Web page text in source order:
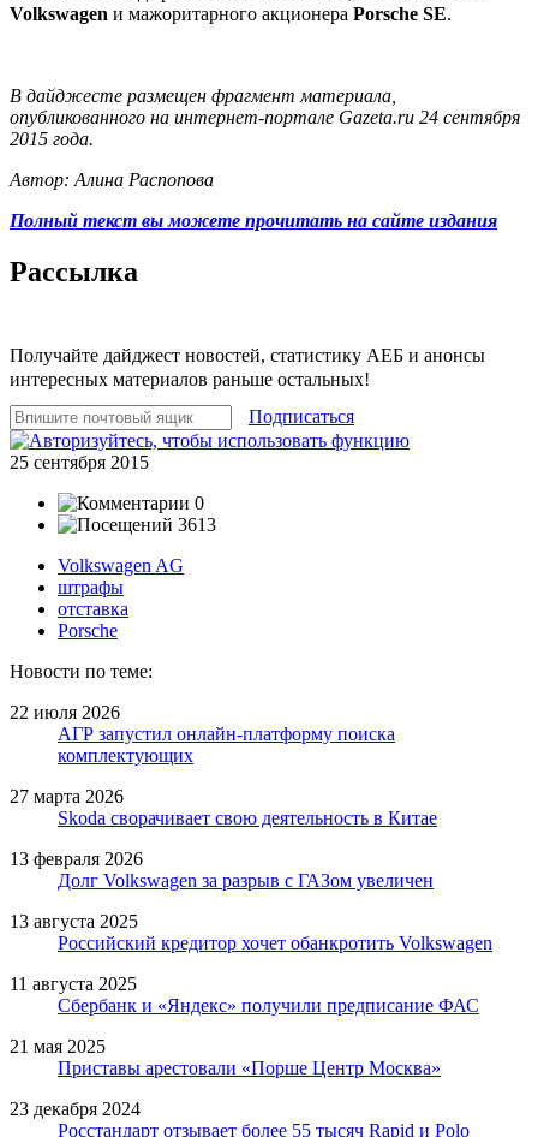
Volkswagen и мажоритарного акционера Porsche SE.
В дайджесте размещен фрагмент материала,
опубликованного на интернет-портале Gazeta.ru 24 сентября
2015 года.
Автор: Алина Распопова
Полный текст вы можете прочитать на сайте издания
Рассылка
Получайте дайджест новостей, статистику АЕБ и анонсы
интересных материалов раньше остальных!
Подписаться
25 сентября 2015
0
3613
Volkswagen AG
штрафы
отставка
Porsche
Новости по теме:
22 июля 2026
АГР запустил онлайн-платформу поиска
комплектующих
27 марта 2026
Skoda сворачивает свою деятельность в Китае
13 февраля 2026
Долг Volkswagen за разрыв с ГАЗом увеличен
13 августа 2025
Российский кредитор хочет обанкротить Volkswagen
11 августа 2025
Сбербанк и «Яндекс» получили предписание ФАС
21 мая 2025
Приставы арестовали «Порше Центр Москва»
23 декабря 2024
Росстандарт отзывает более 55 тысяч Rapid и Polo